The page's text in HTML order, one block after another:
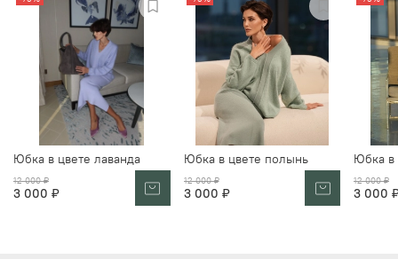
Юбка в цвете лаванда
12 000 ₽
3 000 ₽
Юбка в цвете полынь
12 000 ₽
3 000 ₽
Юбка в
12 000 ₽
3 000